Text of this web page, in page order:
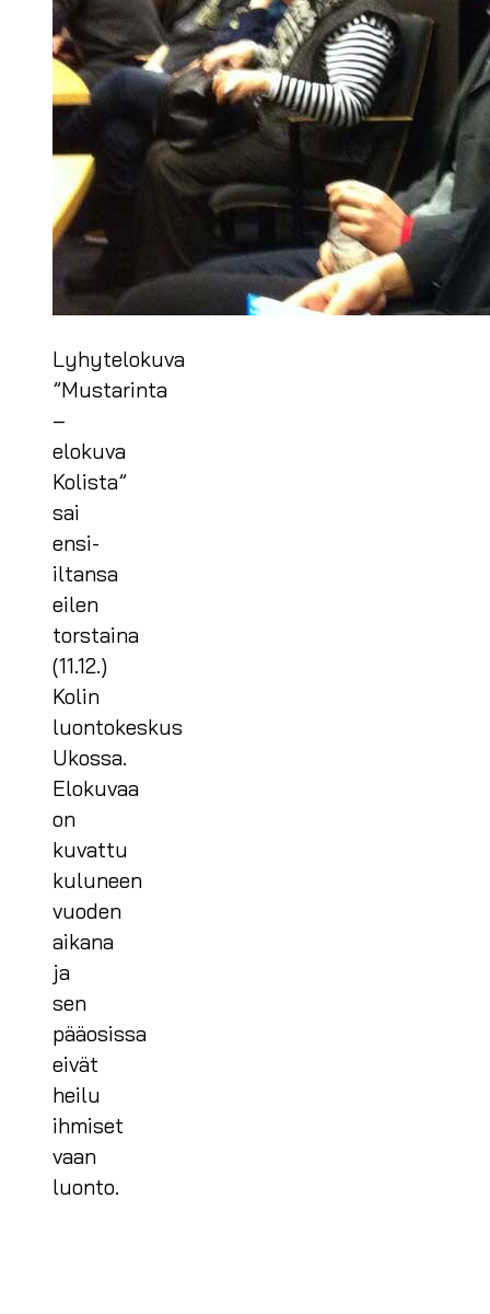
Lyhytelokuva
”Mustarinta
–
elokuva
Kolista”
sai
ensi-
iltansa
eilen
torstaina
(11.12.)
Kolin
luontokeskus
Ukossa.
Elokuvaa
on
kuvattu
kuluneen
vuoden
aikana
ja
sen
pääosissa
eivät
heilu
ihmiset
vaan
luonto.